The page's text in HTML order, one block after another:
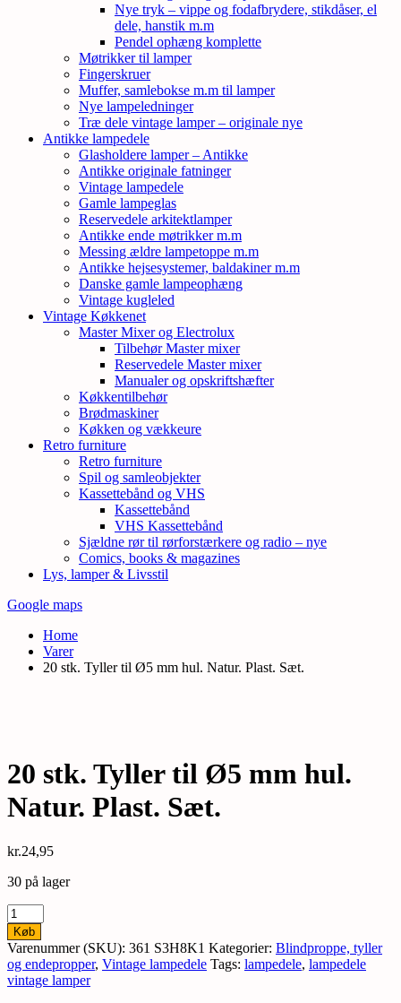
Nye tryk – vippe og fodafbrydere, stikdåser, el
dele, hanstik m.m
Pendel ophæng komplette
Møtrikker til lamper
Fingerskruer
Muffer, samlebokse m.m til lamper
Nye lampeledninger
Træ dele vintage lamper – originale nye
Antikke lampedele
Glasholdere lamper – Antikke
Antikke originale fatninger
Vintage lampedele
Gamle lampeglas
Reservedele arkitektlamper
Antikke ende møtrikker m.m
Messing ældre lampetoppe m.m
Antikke hejsesystemer, baldakiner m.m
Danske gamle lampeophæng
Vintage kugleled
Vintage Køkkenet
Master Mixer og Electrolux
Tilbehør Master mixer
Reservedele Master mixer
Manualer og opskriftshæfter
Køkkentilbehør
Brødmaskiner
Køkken og vækkeure
Retro furniture
Retro furniture
Spil og samleobjekter
Kassettebånd og VHS
Kassettebånd
VHS Kassettebånd
Sjældne rør til rørforstærkere og radio – nye
Comics, books & magazines
Lys, lamper & Livsstil
Google maps
Home
Varer
20 stk. Tyller til Ø5 mm hul. Natur. Plast. Sæt.
20 stk. Tyller til Ø5 mm hul.
Natur. Plast. Sæt.
kr.24,95
30 på lager
20
stk.
Tyller
til
Ø5
mm
Køb
Varenummer (SKU): 361 S3H8K1 Kategorier: Blindproppe, tyller
og endepropper, Vintage lampedele Tags: lampedele, lampedele
vintage lamper